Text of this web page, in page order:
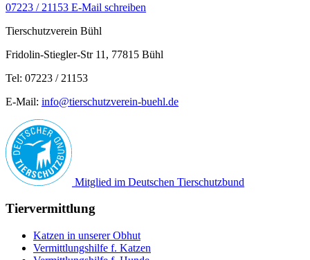
07223 / 21153 E-Mail schreiben
Tierschutzverein Bühl
Fridolin-Stiegler-Str 11, 77815 Bühl
Tel: 07223 / 21153
E-Mail: info@tierschutzverein-buehl.de
Mitglied im Deutschen Tierschutzbund
Tiervermittlung
Katzen in unserer Obhut
Vermittlungshilfe f. Katzen